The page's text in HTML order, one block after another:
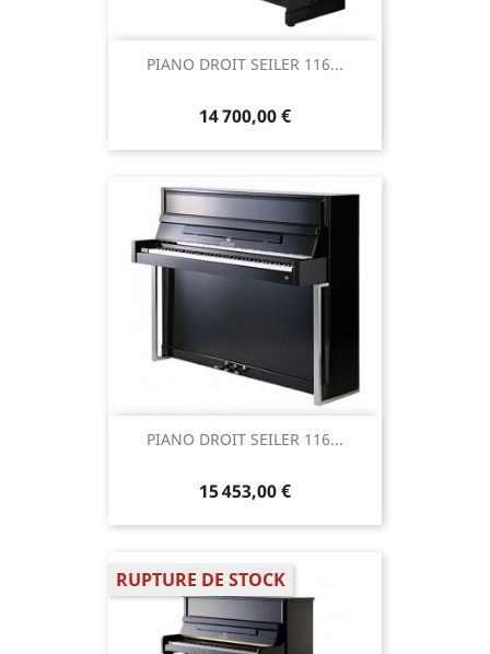
PIANO DROIT SEILER 116...
14 700,00 €
PIANO DROIT SEILER 116...
15 453,00 €
RUPTURE DE STOCK